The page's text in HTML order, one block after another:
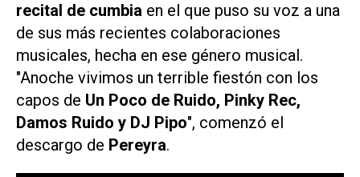
recital de cumbia en el que puso su voz a una
de sus más recientes colaboraciones
musicales, hecha en ese género musical.
"Anoche vivimos un terrible fiestón con los
capos de Un Poco de Ruido, Pinky Rec,
Damos Ruido y DJ Pipo", comenzó el
descargo de Pereyra.